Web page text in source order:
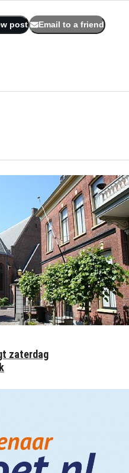
post Email to a friend
zaterdag